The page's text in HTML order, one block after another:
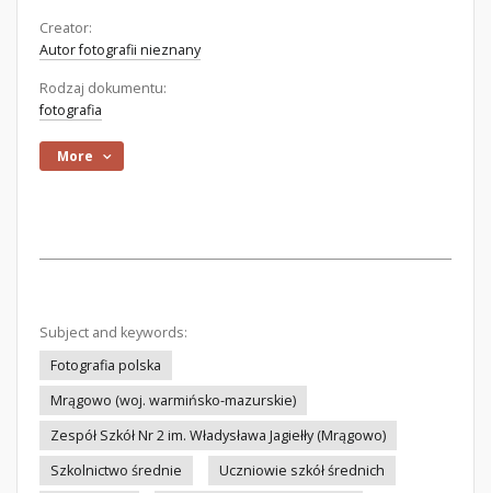
Creator:
Autor fotografii nieznany
Rodzaj dokumentu:
fotografia
More
Subject and keywords:
Fotografia polska
Mrągowo (woj. warmińsko-mazurskie)
Zespół Szkół Nr 2 im. Władysława Jagiełły (Mrągowo)
Szkolnictwo średnie
Uczniowie szkół średnich